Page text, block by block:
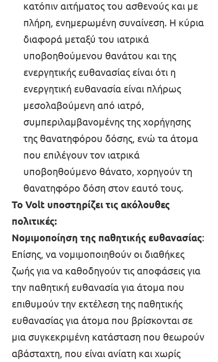
κατόπιν αιτήματος του ασθενούς και με
πλήρη, ενημερωμένη συναίνεση. Η κύρια
διαφορά μεταξύ του ιατρικά
υποβοηθούμενου θανάτου και της
ενεργητικής ευθανασίας είναι ότι η
ενεργητική ευθανασία είναι πλήρως
μεσολαβούμενη από ιατρό,
συμπεριλαμβανομένης της χορήγησης
της θανατηφόρου δόσης, ενώ τα άτομα
που επιλέγουν τον ιατρικά
υποβοηθούμενο θάνατο, χορηγούν τη
θανατηφόρο δόση στον εαυτό τους.
Το Volt υποστηρίζει τις ακόλουθες
πολιτικές:
Νομιμοποίηση της παθητικής ευθανασίας:
Επίσης, να νομιμοποιηθούν οι διαθήκες
ζωής για να καθοδηγούν τις αποφάσεις για
την παθητική ευθανασία για άτομα που
επιθυμούν την εκτέλεση της παθητικής
ευθανασίας για άτομα που βρίσκονται σε
μια συγκεκριμένη κατάσταση που θεωρούν
αβάσταχτη, που είναι ανίατη και χωρίς